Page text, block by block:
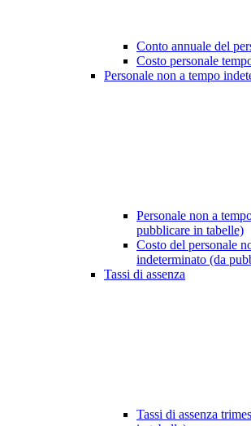
Conto annuale del
Costo personale
Personale non a tempo
Personale non a
pubblicare in tabelle)
Costo del personale
indeterminato (da
Tassi di assenza
Tassi di assenza